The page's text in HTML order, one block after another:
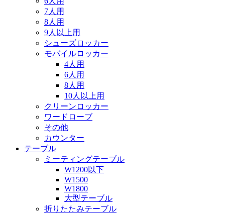
7人用
8人用
9人以上用
シューズロッカー
モバイルロッカー
4人用
6人用
8人用
10人以上用
クリーンロッカー
ワードローブ
その他
カウンター
テーブル
ミーティングテーブル
W1200以下
W1500
W1800
大型テーブル
折りたたみテーブル